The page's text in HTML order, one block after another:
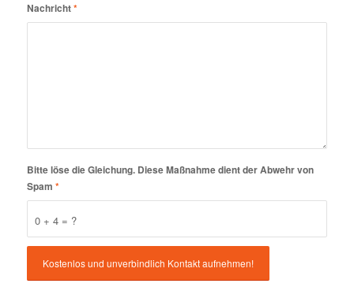
Nachricht*
0 + 4 = ?
Bitte löse die Gleichung. Diese Maßnahme dient der Abwehr von
Spam *